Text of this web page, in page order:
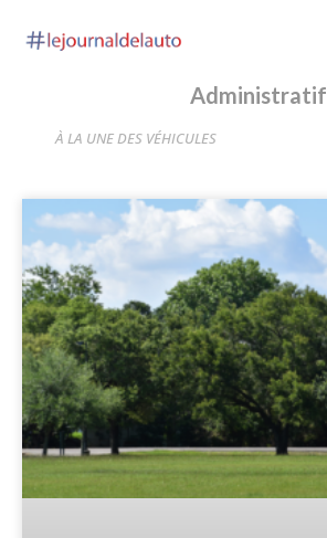
Administratif
À LA UNE DES VÉHICULES